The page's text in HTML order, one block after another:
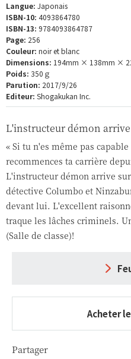
Langue: Japonais
ISBN-10: 4093864780
ISBN-13: 9784093864787
Page: 256
Couleur: noir et blanc
Dimensions: 194mm × 138mm ×
Poids: 350ｇ
Parution: 2017/9/26
Editeur: Shogakukan Inc.
L'instructeur démon
« Si tu n'es même pas
recommences ta carrière
L'instructeur démon arrive
détective Columbo et
devant lui. L'excellent
traque les lâches criminels.
(Salle de classe)!
Acheter
Partager